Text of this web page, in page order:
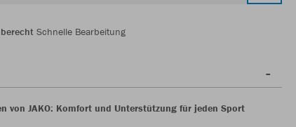
Schnelle Bearbeitung
von JAKO: Komfort und Unterstützung für jeden Sport